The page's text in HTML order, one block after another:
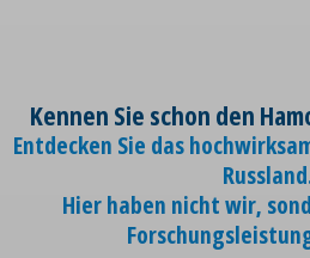
Kennen Sie schon den
Entdecken Sie das
Hier haben nicht wir,